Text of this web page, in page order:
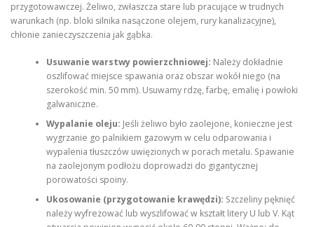
przygotowawczej. Żeliwo, zwłaszcza stare lub pracujące w trudnych
warunkach (np. bloki silnika nasączone olejem, rury kanalizacyjne),
chłonie zanieczyszczenia jak gąbka.
Usuwanie warstwy powierzchniowej: Należy dokładnie
oszlifować miejsce spawania oraz obszar wokół niego (na
szerokość min. 50 mm). Usuwamy rdzę, farbę, emalię i powłoki
galwaniczne.
Wypalanie oleju: Jeśli żeliwo było zaolejone, konieczne jest
wygrzanie go palnikiem gazowym w celu odparowania i
wypalenia tłuszczów uwięzionych w porach metalu. Spawanie
na zaolejonym podłożu doprowadzi do gigantycznej
porowatości spoiny.
Ukosowanie (przygotowanie krawędzi): Szczeliny pęknięć
należy wyfrezować lub wyszlifować w kształt litery U lub V. Kąt